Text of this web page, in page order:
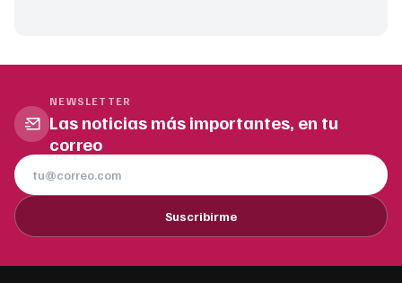
NEWSLETTER
Las noticias más importantes, en tu
correo
Suscribirme